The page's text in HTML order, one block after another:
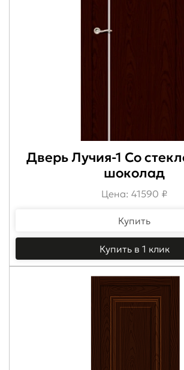
Дверь Лучия-1 Со
шоколад
Цена: 41590 ₽
Купить
Купить в 1 клик